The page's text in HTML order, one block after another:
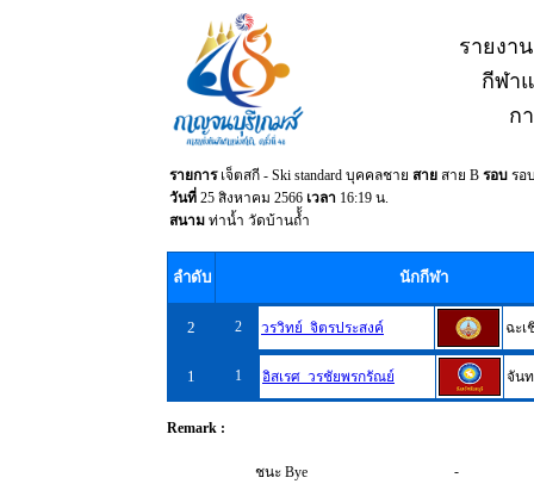
รายงา
กีฬา
ก
รายการเจ็ตสกี - Ski standard บุคคลชาย สาย สาย B รอบ รอ
วันที่ 25 สิงหาคม 2566 เวลา 16:19 น.
สนาม ท่าน้ำ วัดบ้านถ้้ำ
ลำดับ นักกีฬา
2 2 วรวิทย์ จิตรประสงค์ ฉะเ
1 1 อิสเรศ วรชัยพรกรัณย์ จัน
Remark :
ชนะ Bye -